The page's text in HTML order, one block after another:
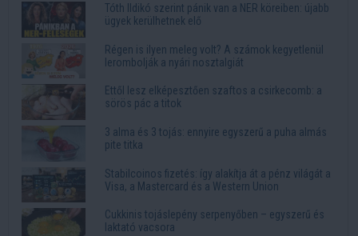
Tóth Ildikó szerint pánik van a NER köreiben: újabb
ügyek kerülhetnek elő
Régen is ilyen meleg volt? A számok kegyetlenül
lerombolják a nyári nosztalgiát
Ettől lesz elképesztően szaftos a csirkecomb: a
sörös pác a titok
3 alma és 3 tojás: ennyire egyszerű a puha almás
pite titka
Stabilcoinos fizetés: így alakítja át a pénz világát a
Visa, a Mastercard és a Western Union
Cukkinis tojáslepény serpenyőben – egyszerű és
laktató vacsora